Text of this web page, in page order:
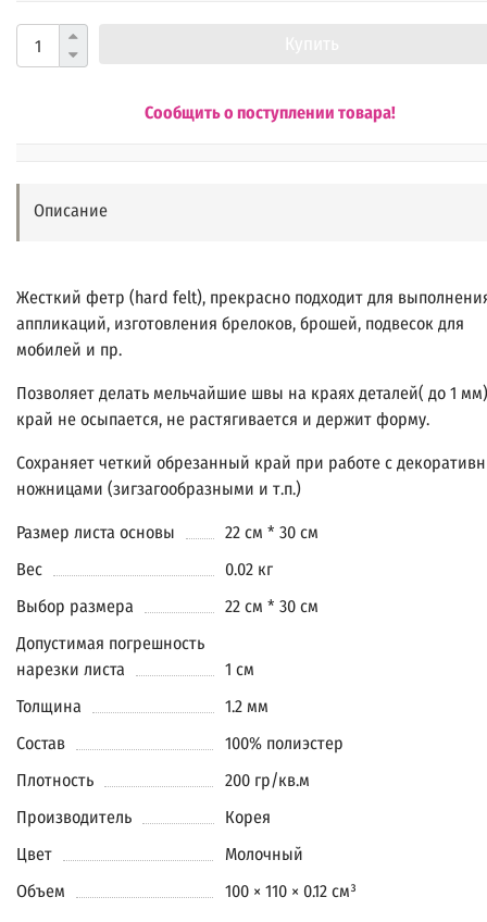
Сообщить о поступлении товара!
Описание
Жесткий фетр (hard felt), прекрасно подходит для
аппликаций, изготовления брелоков, брошей, подвесок для
мобилей и пр.
Позволяет делать мельчайшие швы на краях деталей( до 1
край не осыпается, не растягивается и держит форму.
Сохраняет четкий обрезанный край при работе с
ножницами (зигзагообразными и т.п.)
Размер листа основы
22 см * 30 см
Вес
0.02 кг
Выбор размера
22 см * 30 см
Допустимая погрешность
нарезки листа
1 см
Толщина
1.2 мм
Состав
100% полиэстер
Плотность
200 гр/кв.м
Производитель
Корея
Цвет
Молочный
Объем
100 × 110 × 0.12 см³